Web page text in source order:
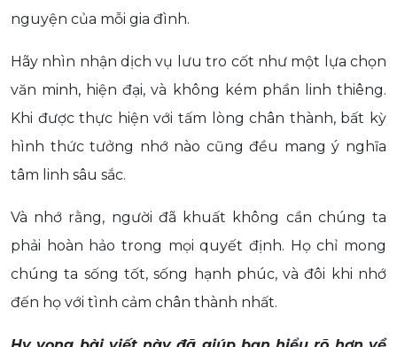
nguyện của mỗi gia đình.
Hãy nhìn nhận dịch vụ lưu tro cốt như một lựa chọn
văn minh, hiện đại, và không kém phần linh thiêng.
Khi được thực hiện với tấm lòng chân thành, bất kỳ
hình thức tưởng nhớ nào cũng đều mang ý nghĩa
tâm linh sâu sắc.
Và nhớ rằng, người đã khuất không cần chúng ta
phải hoàn hảo trong mọi quyết định. Họ chỉ mong
chúng ta sống tốt, sống hạnh phúc, và đôi khi nhớ
đến họ với tình cảm chân thành nhất.